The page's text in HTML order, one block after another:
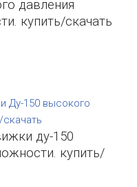
давления
купить/скачать
ду-150
купить/